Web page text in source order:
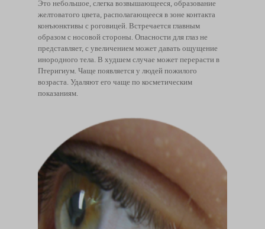
Это небольшое, слегка возвышающееся, образование
желтоватого цвета, располагающееся в зоне контакта
конъюнктивы с роговицей. Встречается главным
образом с носовой стороны. Опасности для глаз не
представляет, с увеличением может давать ощущение
инородного тела. В худшем случае может перерасти в
Птеригиум. Чаще появляется у людей пожилого
возраста. Удаляют его чаще по косметическим
показаниям.